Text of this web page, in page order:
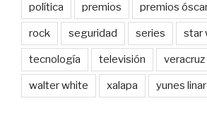
política premios premios
rock seguridad series star
tecnología televisión veracruz
walter white xalapa yunes